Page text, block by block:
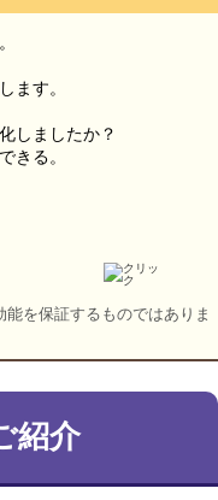
ます。
しましたか？
きる。
能を保証するものではありま
紹介